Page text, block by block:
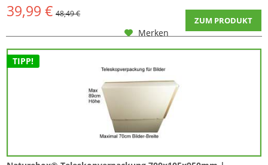
39,99 € 48,49 €
ZUM PRODUKT
Merken
TIPP!